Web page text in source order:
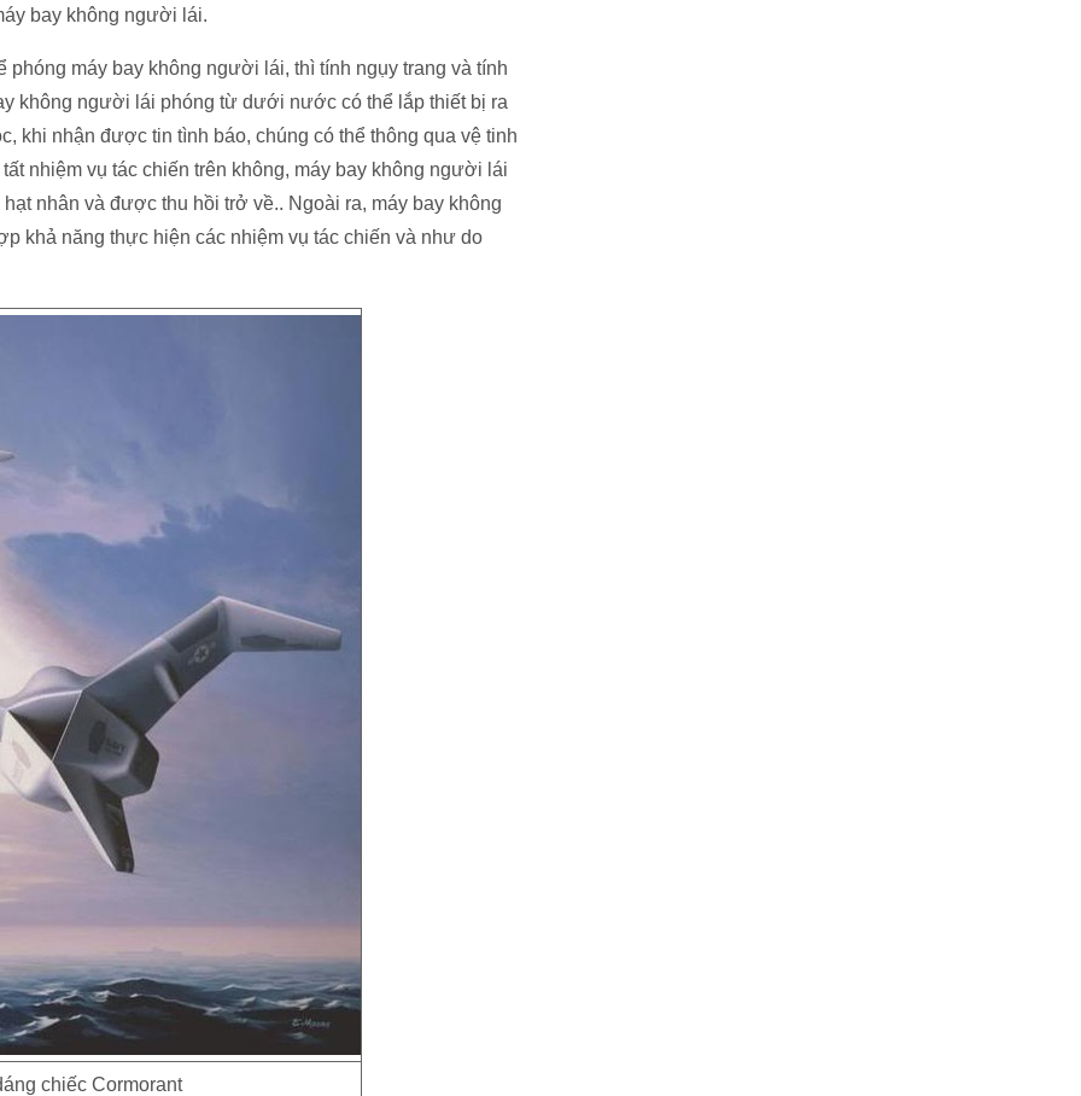
bay không người lái.
phóng máy bay không người lái, thì tính ngụy trang và tính
không người lái phóng từ dưới nước có thể lắp thiết bị ra
khi nhận được tin tình báo, chúng có thể thông qua vệ tinh
nhiệm vụ tác chiến trên không, máy bay không người lái
nhân và được thu hồi trở về.. Ngoài ra, máy bay không
khả năng thực hiện các nhiệm vụ tác chiến và như do
chiếc Cormorant